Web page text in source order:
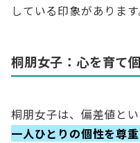
している印象があります
桐朋女子：心を育て
桐朋女子は、偏差値と
一人ひとりの個性を尊